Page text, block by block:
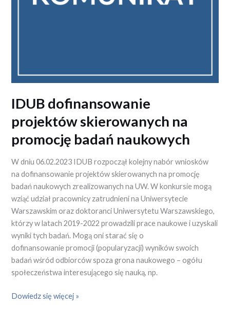
IDUB dofinansowanie
projektów skierowanych na
promocję badań naukowych
W dniu 06.02.2023 IDUB rozpoczął kolejny nabór wniosków
na dofinansowanie projektów skierowanych na promocję
badań naukowych zrealizowanych na UW. W konkursie mogą
wziąć udział pracownicy zatrudnieni na Uniwersytecie
Warszawskim oraz doktoranci Uniwersytetu Warszawskiego,
którzy w latach 2019-2022 prowadzili prace naukowe i uzyskali
wyniki tych badań. Mogą oni starać się o
dofinansowanie promocji (popularyzacji) wyników swoich
badań wśród odbiorców spoza grona naukowego – ogółu
społeczeństwa interesującego się nauką, np.
Dowiedz się więcej »